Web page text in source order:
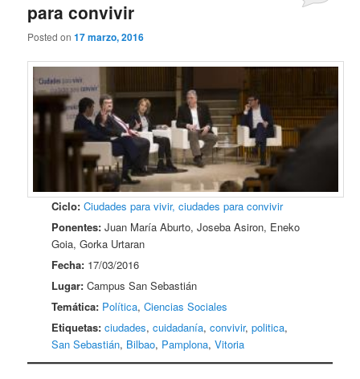
para convivir
Posted on17 marzo, 2016
Ciclo: Ciudades para vivir, ciudades para convivir
Ponentes: Juan María Aburto, Joseba Asiron, Eneko
Goia, Gorka Urtaran
Fecha: 17/03/2016
Lugar: Campus San Sebastián
Temática: Política,Ciencias Sociales
Etiquetas: ciudades,cuidadanía,convivir,politica,
San Sebastián, Bilbao, Pamplona,Vitoria